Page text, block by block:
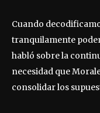
Cuando
tranquilamente
habló sobre la
necesidad que
consolidar los